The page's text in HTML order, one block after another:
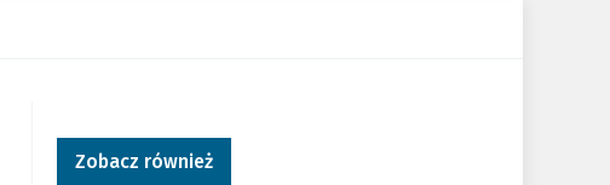
Zobacz również